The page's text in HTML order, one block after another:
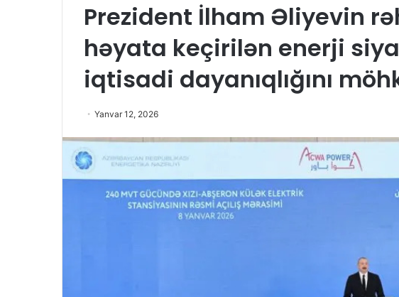
Prezident İlham Əliyevin
həyata keçirilən enerji
iqtisadi dayanıqlığını
Yanvar 12, 2026